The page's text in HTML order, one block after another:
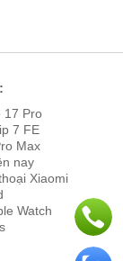
Nam là Đen
Galaxy A17
pixels) và tỷ lệ
có tần số quét
game, trong khi
bảo hiển thị rõ
17 Pro
7 FE
Max
nay
Xiaomi
Watch